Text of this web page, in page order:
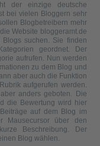
der einzige deutsche
bei vielen Bloggern sehr
Blogbetreibern mehr
Website bloggeramt.de
suchen. Sie finden
geordnet. Der
aufrufen. Nun werden
zu dem Blog und
aber auch die Funktion
aufgerufen werden.
anders geboten. Die
die Bewertung wird hier
auf dem Blog im
Mausecursor über den
Beschreibung. Der
Blog wählen.